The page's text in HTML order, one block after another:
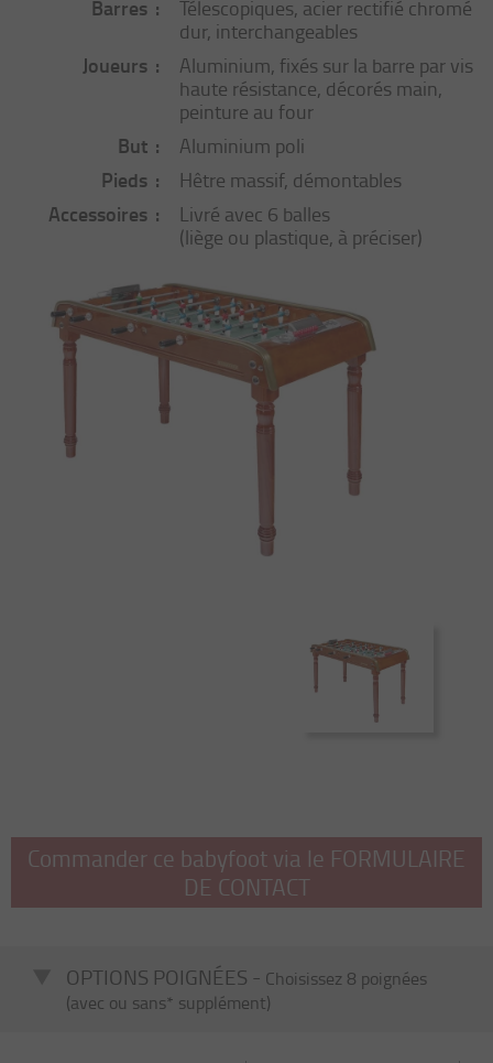
Barres
Télescopiques, acier rectifié chromé
dur, interchangeables
Joueurs
Aluminium, fixés sur la barre par vis
haute résistance, décorés main,
peinture au four
But Aluminium poli
Pieds Hêtre massif, démontables
Accessoires
Livré avec 6 balles
(liège ou plastique, à préciser)
Commander ce babyfoot via le FORMULAIRE
DE CONTACT
OPTIONS POIGNÉES - Choisissez 8 poignées
(avec ou sans* supplément)